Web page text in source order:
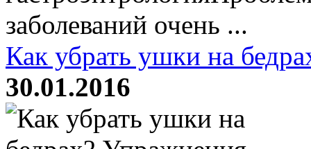
заболеваний очень ...
Как убрать ушки на
30.01.2016